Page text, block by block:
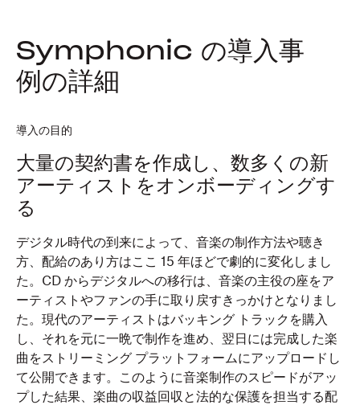
Symphonic の導入事
例の詳細
導入の目的
大量の契約書を作成し、数多くの新
アーティストをオンボーディングす
る
デジタル時代の到来によって、音楽の制作方法や聴き
方、配給のあり方はここ 15 年ほどで劇的に変化しまし
た。CD からデジタルへの移行は、音楽の主役の座をア
ーティストやファンの手に取り戻すきっかけとなりまし
た。現代のアーティストはバッキング トラックを購入
し、それを元に一晩で制作を進め、翌日には完成した楽
曲をストリーミング プラットフォームにアップロードし
て公開できます。このように音楽制作のスピードがアッ
プした結果、楽曲の収益回収と法的な保護を担当する配